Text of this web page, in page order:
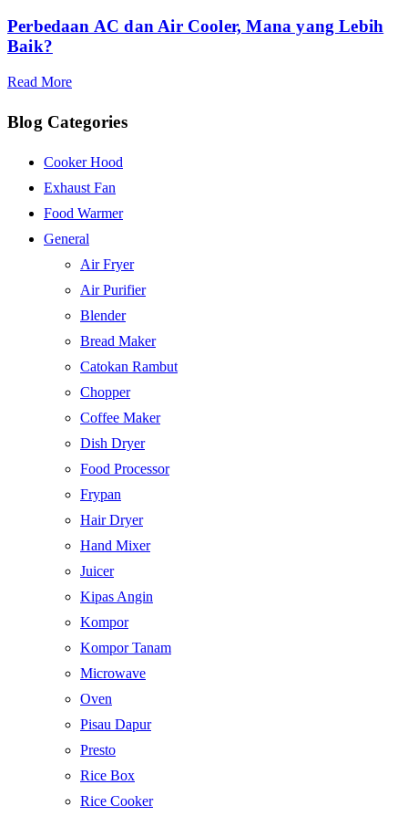
Perbedaan AC dan Air Cooler, Mana yang Lebih
Baik?
Read More
Blog Categories
Cooker Hood
Exhaust Fan
Food Warmer
General
Air Fryer
Air Purifier
Blender
Bread Maker
Catokan Rambut
Chopper
Coffee Maker
Dish Dryer
Food Processor
Frypan
Hair Dryer
Hand Mixer
Juicer
Kipas Angin
Kompor
Kompor Tanam
Microwave
Oven
Pisau Dapur
Presto
Rice Box
Rice Cooker